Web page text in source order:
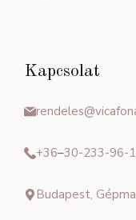
Kapcsolat
+36–30-233-96-
Budapest,